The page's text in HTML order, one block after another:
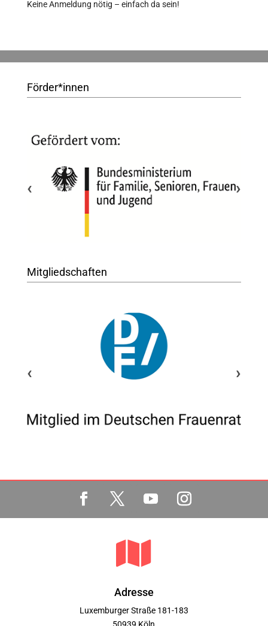
Keine Anmeldung nötig – einfach da sein!
Förder*innen
‹ ›
Mitgliedschaften
‹ ›

Adresse
Luxemburger Straße 181-183